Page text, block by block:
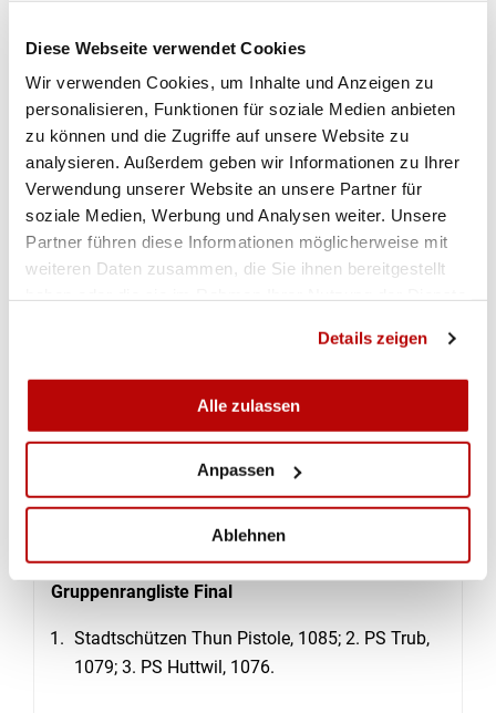
Diese Webseite verwendet Cookies
Wir verwenden Cookies, um Inhalte und Anzeigen zu
personalisieren, Funktionen für soziale Medien anbieten
zu können und die Zugriffe auf unsere Website zu
analysieren. Außerdem geben wir Informationen zu Ihrer
Verwendung unserer Website an unsere Partner für
soziale Medien, Werbung und Analysen weiter. Unsere
Partner führen diese Informationen möglicherweise mit
weiteren Daten zusammen, die Sie ihnen bereitgestellt
Details zeigen
Alle zulassen
Anpassen
Ablehnen
(135, 134, 141, 139, 128, 129, 139, 140). PS Trub
belegte mit 1079 Punkten, (136, 131, 132, 146,
133, 132, 127, 142) den zweiten Rang. Den dritten
Rang belegte PS Huttwil mit 1076 Punkten, (145,
132, 139, 134, 147, 137, 134, 108) vor den
viertplatzierten RV Hindelbank mit 1070 Punkten.
Den fünften Rang belegten die PS Uetendorf mit
1062 Punkten vor den PS Bätterkinden -
Jegenstorf mit 1061 Punkten auf dem sechsten
Das Tageshöchstresultat mit 579 Punkten erzielte
Christof Gerber, PS Huttwil, gefolgt von Hans-
Rudolf Schneider, PS Trub, mit 573- und Maria
Schafroth, RV Hindelbank, mit 563 Punkten.
(Rosmarie Siegenthaler)
Gruppenrangliste Final
Stadtschützen Thun Pistole, 1085; 2. PS Trub,
1079; 3. PS Huttwil, 1076.